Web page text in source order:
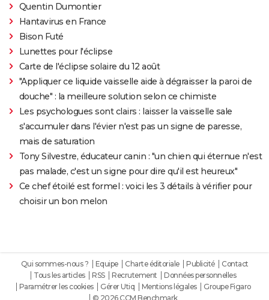
Quentin Dumontier
Hantavirus en France
Bison Futé
Lunettes pour l'éclipse
Carte de l'éclipse solaire du 12 août
"Appliquer ce liquide vaisselle aide à dégraisser la paroi de
douche" : la meilleure solution selon ce chimiste
Les psychologues sont clairs : laisser la vaisselle sale
s'accumuler dans l'évier n'est pas un signe de paresse,
mais de saturation
Tony Silvestre, éducateur canin : "un chien qui éternue n'est
pas malade, c'est un signe pour dire qu'il est heureux"
Ce chef étoilé est formel : voici les 3 détails à vérifier pour
choisir un bon melon
Qui sommes-nous ? Equipe Charte éditoriale Publicité
Contact
Tous les articles
RSS Recrutement
Données personnelles
Paramétrer les cookies
Gérer Utiq Mentions légales
Groupe Figaro
© 2026 CCM Benchmark